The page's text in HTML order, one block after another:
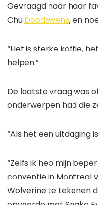
Gevraagd naar haar
Chu Doodswens, en
“Het is sterke koffie,
helpen.”
De laatste vraag was
onderwerpen had die
“Als het een uitdaging
“Zelfs ik heb mijn
conventie in Montreal
Wolverine te tekenen